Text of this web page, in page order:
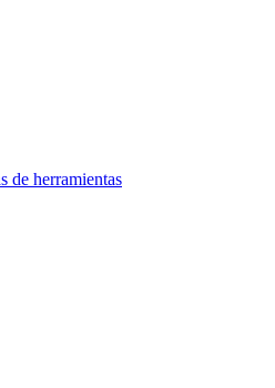
de herramientas